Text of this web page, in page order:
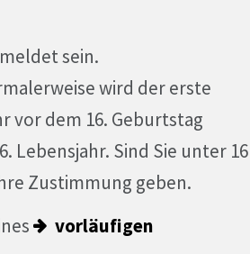
sein.
wird der erste
vor dem 16. Geburtstag
Lebensjahr. Sind Sie unter 16
Zustimmung geben.
vorläufigen